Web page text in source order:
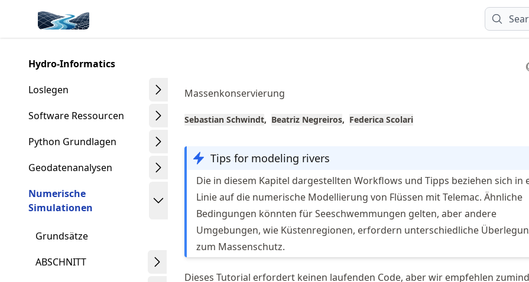
article
content
Made with MyST
Hydro-Informatics
Loslegen
Software Ressourcen
Python Grundlagen
Geodatenanalysen
Numerische
Simulationen
Grundsätze
ABSCHNITT
Massenkonservierung
Sebastian Schwindt Beatriz Negreiros Federica Scolari
Tips for modeling rivers
Die in diesem Kapitel dargestellten Workflows und Tipps beziehen sich in
Linie auf die numerische Modellierung von Flüssen mit Telemac. Ähnliche
Bedingungen könnten für Seeschwemmungen gelten, aber andere
Umgebungen, wie Küstenregionen, erfordern unterschiedliche
zum Massenschutz.
Dieses Tutorial erfordert keinen laufenden Code, aber wir empfehlen